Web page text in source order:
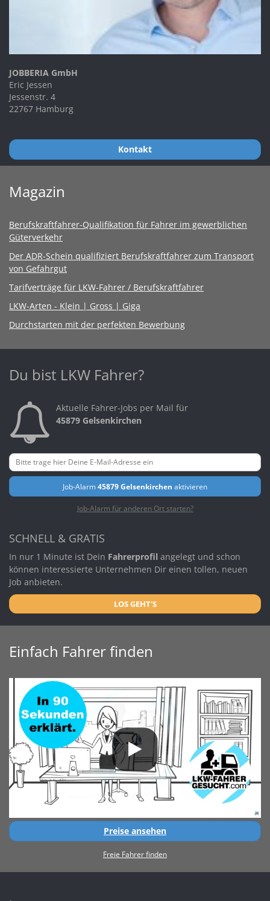
JOBBERIA GmbH
Eric Jessen
Jessenstr. 4
22767 Hamburg
Kontakt
Magazin
Berufskraftfahrer-Qualifikation für Fahrer im gewerblichen
Güterverkehr
Der ADR-Schein qualifiziert Berufskraftfahrer zum Transport
von Gefahrgut
Tarifverträge für LKW-Fahrer / Berufskraftfahrer
LKW-Arten - Klein | Gross | Giga
Durchstarten mit der perfekten Bewerbung
Du bist LKW Fahrer?
Aktuelle Fahrer-Jobs per Mail für
45879 Gelsenkirchen
Job-Alarm45879 Gelsenkirchen aktivieren
Job-Alarm für anderen Ort starten?
SCHNELL & GRATIS
In nur 1 Minute ist Dein Fahrerprofil angelegt und schon
können interessierte Unternehmen Dir einen tollen, neuen
Job anbieten.
LOS GEHT'S
Einfach Fahrer finden
Preise ansehen
Freie Fahrer finden